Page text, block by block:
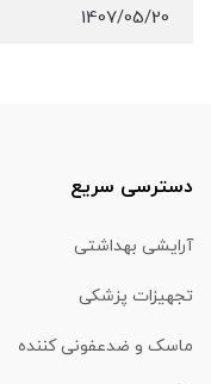
1407/05/20
دسترسی سریع
آرایشی بهداشتی
تجهیزات پزشکی
ماسک و ضدعفونی کننده